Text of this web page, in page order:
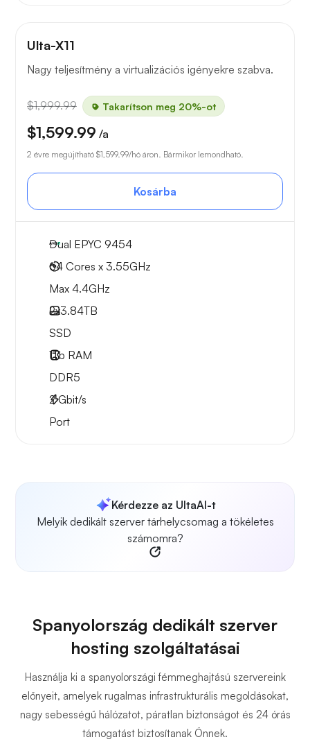
Ulta-X11
Nagy teljesítmény a virtualizációs igényekre szabva.
$1,999.99 Takarítson meg 20%-ot
$1,599.99 /a
2 évre megújítható $1,599.99/hó áron. Bármikor lemondható.
Kosárba
Dual EPYC 9454
64 Cores x 3.55GHz
Max 4.4GHz
2x3.84TB
SSD
1Tb RAM
DDR5
2Gbit/s
Port
Kérdezze az UltaAI-t
Melyik dedikált szerver tárhelycsomag a tökéletes
számomra?
Spanyolország dedikált szerver
hosting szolgáltatásai
Használja ki a spanyolországi fémmeghajtású szervereink
előnyeit, amelyek rugalmas infrastrukturális megoldásokat,
nagy sebességű hálózatot, páratlan biztonságot és 24 órás
támogatást biztosítanak Önnek.